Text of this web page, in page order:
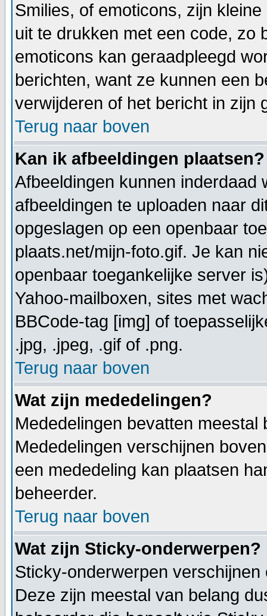
Smilies, of emoticons, zijn
uit te drukken met een code, zo
emoticons kan geraadpleegd
berichten, want ze kunnen een
verwijderen of het bericht in zijn
Terug naar boven
Kan ik afbeeldingen plaatsen?
Afbeeldingen kunnen inderdaad
afbeeldingen te uploaden naar
opgeslagen op een openbaar
plaats.net/mijn-foto.gif. Je kan
openbaar toegankelijke server
Yahoo-mailboxen, sites met
BBCode-tag [img] of
.jpg, .jpeg, .gif of .png.
Terug naar boven
Wat zijn mededelingen?
Mededelingen bevatten
Mededelingen verschijnen
een mededeling kan plaatsen
beheerder.
Terug naar boven
Wat zijn Sticky-onderwerpen?
Sticky-onderwerpen
Deze zijn meestal van belang